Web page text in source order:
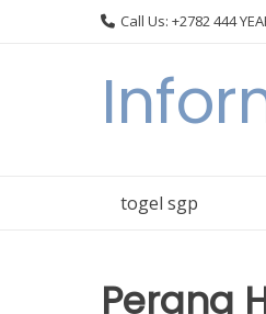
Call Us: +2782 444
togel sgp
Perang